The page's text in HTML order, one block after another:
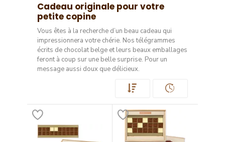
Cadeau originale pour votre
petite copine
Vous êtes à la recherche d’un beau cadeau qui
impressionnera votre chérie. Nos télégrammes
écrits de chocolat belge et leurs beaux emballages
feront à coup sur une belle surprise. Pour un
message aussi doux que délicieux.